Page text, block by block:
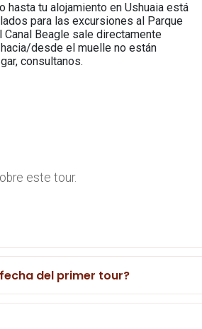
tu alojamiento en Ushuaia está
para las excursiones al Parque
Canal Beagle sale directamente
desde el muelle no están
consultanos.
este tour.
del primer tour?